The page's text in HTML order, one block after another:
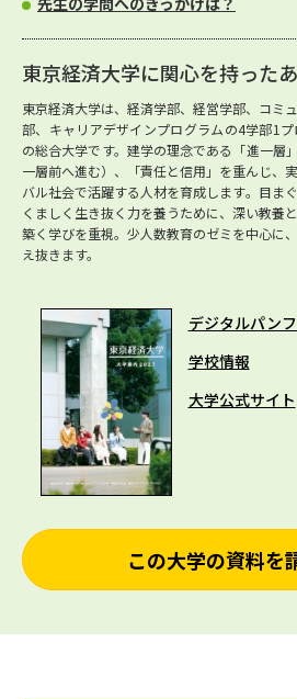
東京経済大学に関心を持った
東京経済大学は、経済学部、経営学部、コミ
部、キャリアデザインプログラムの4学部1
の総合大学です。建学の理念である「進一層
一層前へ進む）、「責任と信用」を重んじ、
バル社会で活躍する人材を育成します。目ま
くましく生き抜く力を養うために、深い教養
築く学びを重視。少人数教育のゼミを中心に
え抜きます。
デジタルパン
学校情報
大学公式サイト
この大学の資料を